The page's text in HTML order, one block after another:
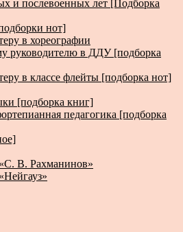
и послевоенных лет [Подборка
нот]
в хореографии
руководителю в ДДУ [подборка
в классе флейты [подборка нот]
[подборка книг]
педагогика [подборка
В. Рахманинов»